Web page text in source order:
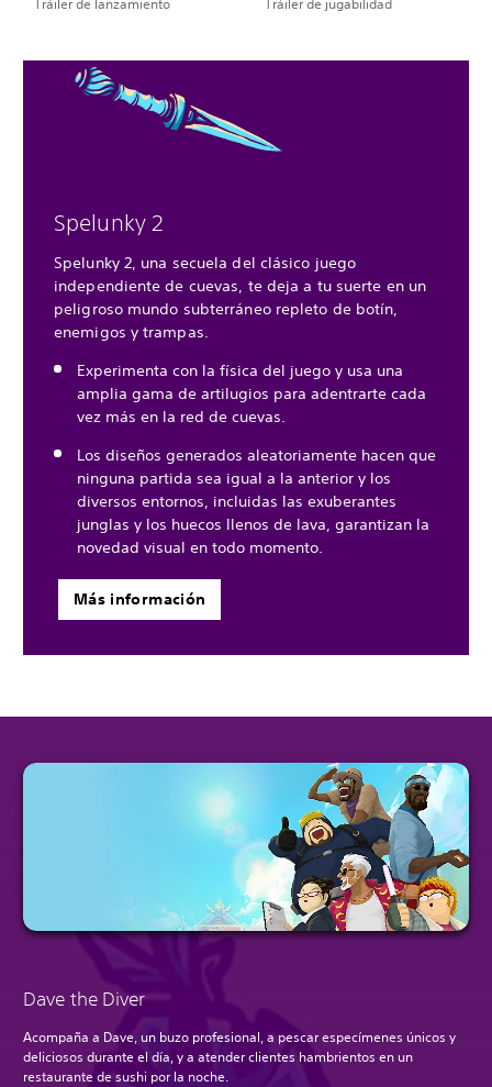
Tráiler de lanzamiento Tráiler de jugabilidad
Spelunky 2
Spelunky 2, una secuela del clásico juego
independiente de cuevas, te deja a tu suerte en un
peligroso mundo subterráneo repleto de botín,
enemigos y trampas.
Experimenta con la física del juego y usa una
amplia gama de artilugios para adentrarte cada
vez más en la red de cuevas.
Los diseños generados aleatoriamente hacen que
ninguna partida sea igual a la anterior y los
diversos entornos, incluidas las exuberantes
junglas y los huecos llenos de lava, garantizan la
novedad visual en todo momento.
Más información
Dave the Diver
Acompaña a Dave, un buzo profesional, a pescar especímenes únicos y
deliciosos durante el día, y a atender clientes hambrientos en un
restaurante de sushi por la noche.